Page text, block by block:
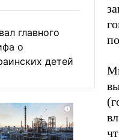
главного
о
детей